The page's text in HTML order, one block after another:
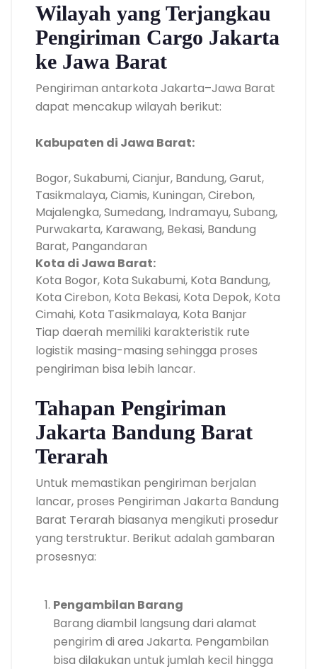
Wilayah yang Terjangkau
Pengiriman Cargo Jakarta
ke Jawa Barat
Pengiriman antarkota Jakarta–Jawa Barat
dapat mencakup wilayah berikut:
Kabupaten di Jawa Barat:
Bogor, Sukabumi, Cianjur, Bandung, Garut,
Tasikmalaya, Ciamis, Kuningan, Cirebon,
Majalengka, Sumedang, Indramayu, Subang,
Purwakarta, Karawang, Bekasi, Bandung
Barat, Pangandaran
Kota di Jawa Barat:
Kota Bogor, Kota Sukabumi, Kota Bandung,
Kota Cirebon, Kota Bekasi, Kota Depok, Kota
Cimahi, Kota Tasikmalaya, Kota Banjar
Tiap daerah memiliki karakteristik rute
logistik masing-masing sehingga proses
pengiriman bisa lebih lancar.
Tahapan Pengiriman
Jakarta Bandung Barat
Terarah
Untuk memastikan pengiriman berjalan
lancar, proses Pengiriman Jakarta Bandung
Barat Terarah biasanya mengikuti prosedur
yang terstruktur. Berikut adalah gambaran
prosesnya:
Pengambilan Barang
Barang diambil langsung dari alamat
pengirim di area Jakarta. Pengambilan
bisa dilakukan untuk jumlah kecil hingga